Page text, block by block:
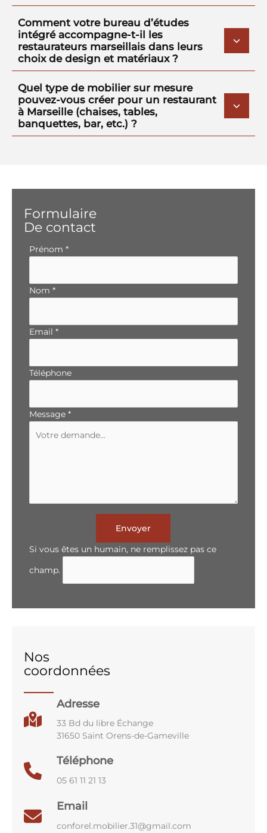
Comment votre bureau d’études
intégré accompagne-t-il les
restaurateurs marseillais dans leurs
choix de design et matériaux ?
Quel type de mobilier sur mesure
pouvez-vous créer pour un restaurant
à Marseille (chaises, tables,
banquettes, bar, etc.) ?
Formulaire
De contact
Formulaire
téléphone
Prénom *
Nom *
Email *
Téléphone
Message *
Envoyer
Si vous êtes un humain, ne remplissez pas ce
champ.
Nos
coordonnées
Adresse
33 Bd du libre Échange
31650 Saint Orens-de-Gameville
Téléphone
05 61 11 21 13
Email
conforel.mobilier.31@gmail.com